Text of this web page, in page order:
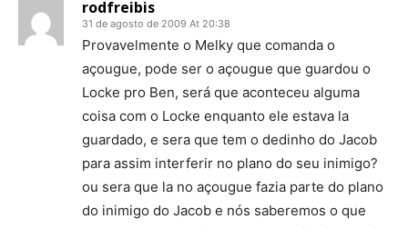
rodfreibis
31 de agosto de 2009 At 20:38
Provavelmente o Melky que comanda o
açougue, pode ser o açougue que guardou o
Locke pro Ben, será que aconteceu alguma
coisa com o Locke enquanto ele estava la
guardado, e sera que tem o dedinho do Jacob
para assim interferir no plano do seu inimigo?
ou sera que la no açougue fazia parte do plano
do inimigo do Jacob e nós saberemos o que